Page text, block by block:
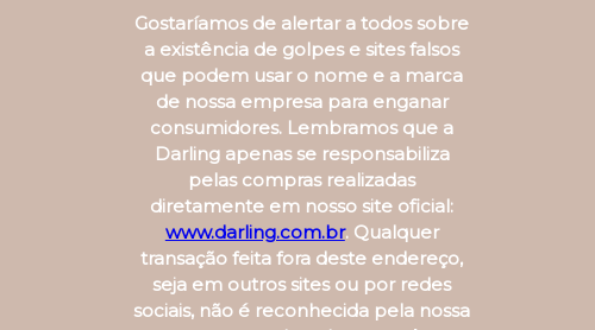
Gostaríamos de alertar a todos sobre
a existência de golpes e sites falsos
que podem usar o nome e a marca
de nossa empresa para enganar
consumidores. Lembramos que a
Darling apenas se responsabiliza
pelas compras realizadas
diretamente em nosso site oficial:
www.darling.com.br. Qualquer
transação feita fora deste endereço,
seja em outros sites ou por redes
sociais, não é reconhecida pela nossa